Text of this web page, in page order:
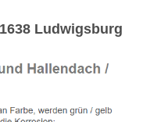
Ludwigsburg